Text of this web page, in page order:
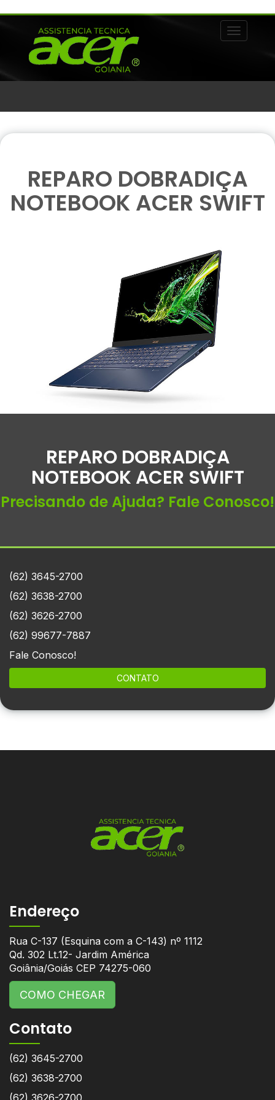
Alternar
REPARO DOBRADIÇA
NOTEBOOK ACER SWIFT
REPARO DOBRADIÇA
NOTEBOOK ACER SWIFT
Precisando de Ajuda? Fale Conosco!
(62) 3645-2700
(62) 3638-2700
(62) 3626-2700
(62) 99677-7887
Fale Conosco!
CONTATO
Endereço
Rua C-137 (Esquina com a C-143) nº 1112
Qd. 302 Lt.12- Jardim América
Goiânia/Goiás CEP 74275-060
COMO CHEGAR
Contato
(62) 3645-2700
(62) 3638-2700
(62) 3626-2700